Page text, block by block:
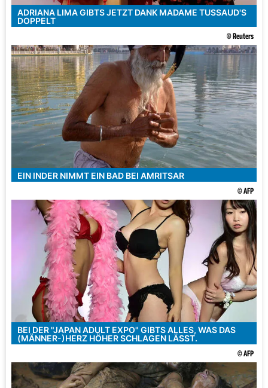
ADRIANA LIMA GIBTS JETZT DANK MADAME TUSSAUD'S
DOPPELT
© Reuters
EIN INDER NIMMT EIN BAD BEI AMRITSAR
© AFP
BEI DER "JAPAN ADULT EXPO" GIBTS ALLES, WAS DAS
(MÄNNER-)HERZ HÖHER SCHLAGEN LÄSST.
© AFP